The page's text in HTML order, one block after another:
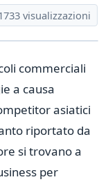
visualizzazioni
commerciali
a causa
asiatici
riportato da
si trovano a
per